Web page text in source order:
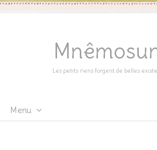
Les petits riens forgent de belles
Menu